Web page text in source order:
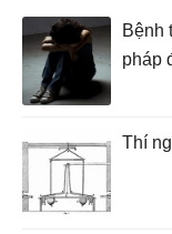
Bệnh
pháp
Thí